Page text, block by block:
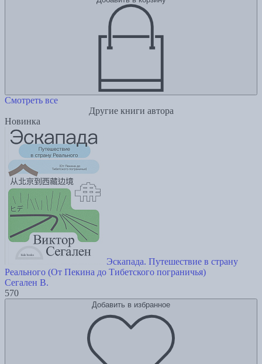
Смотреть все
Другие книги автора
Новинка
Эскапада. Путешествие в страну
Реального (От Пекина до Тибетского пограничья)
Сегален В.
570
Добавить в избранное